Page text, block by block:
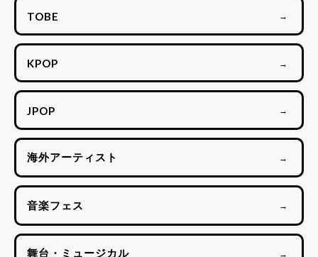
TOBE →
KPOP →
JPOP →
海外アーティスト →
音楽フェス →
舞台・ミュージカル →